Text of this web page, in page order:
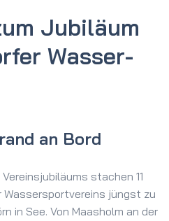
Jubiläum
Wasser­
an Bord
stachen 11
Wassersportvereins jüngst zu
in See. Von Maasholm an der